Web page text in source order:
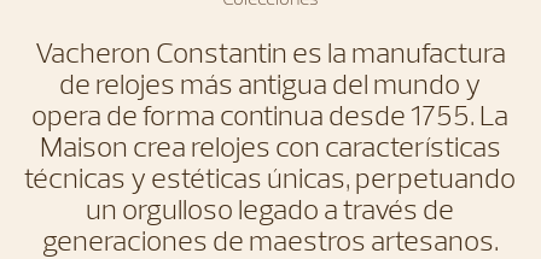
Vacheron Constantin es la manufactura
de relojes más antigua del mundo y
opera de forma continua desde 1755. La
Maison crea relojes con características
técnicas y estéticas únicas, perpetuando
un orgulloso legado a través de
generaciones de maestros artesanos.